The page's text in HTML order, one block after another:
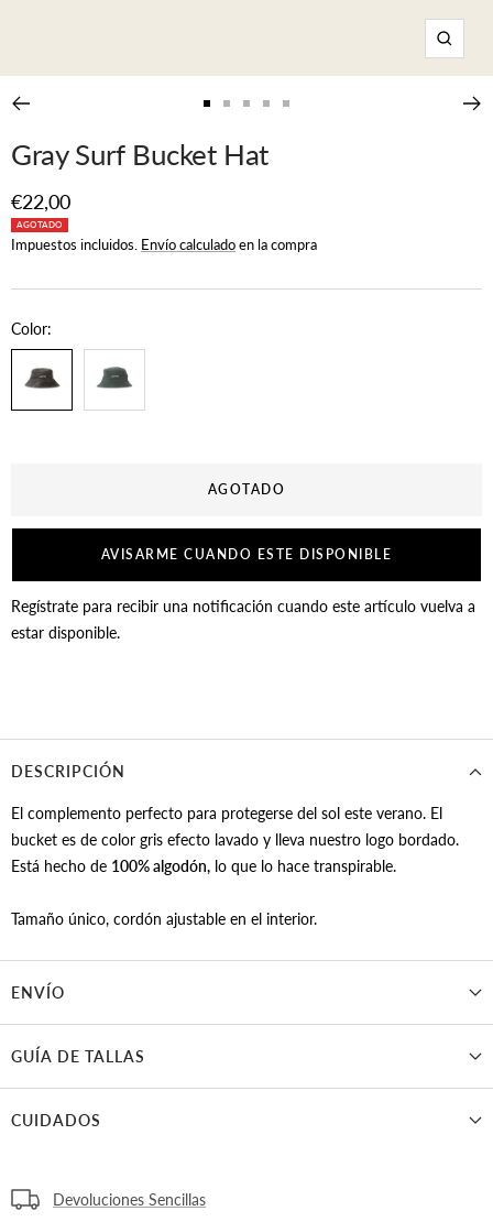
Zoom
la
a
la
a
la la
Gray Surf Bucket Hat
Precio
de
€22,00
AGOTADO
Impuestos incluidos. Envío calculadoen la compra
Color:
AGOTADO
AVISARME CUANDO ESTE DISPONIBLE
Regístrate para recibir una notificación cuando este artículo vuelva a
estar disponible.
DESCRIPCIÓN
El complemento perfecto para protegerse del sol este verano. El
bucket es de color gris efecto lavado y lleva nuestro logo bordado.
Está hecho de 100% algodón, lo que lo hace transpirable.
Tamaño único, cordón ajustable en el interior.
ENVÍO
GUÍA DE TALLAS
CUIDADOS
Devoluciones Sencillas